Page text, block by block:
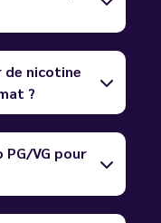
nicotine
?
VG pour